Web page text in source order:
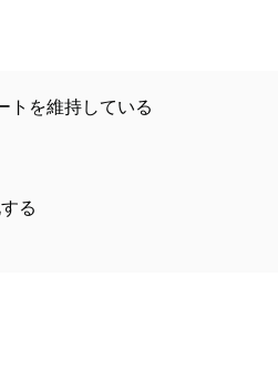
トを維持している
る